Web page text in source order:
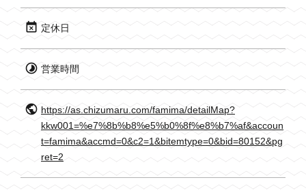
定休日
営業時間
https://as.chizumaru.com/famima/detailMap?
kkw001=%e7%8b%b8%e5%b0%8f%e8%b7%af&accoun
t=famima&accmd=0&c2=1&bitemtype=0&bid=80152&pg
ret=2